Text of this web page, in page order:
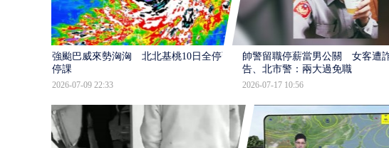
強颱巴威來勢洶洶 北北基桃10日全停班
停課
2026-07-09 22:33
帥警留職停薪當男公關 女客遭詐
告、北市警：兩大過免職
2026-07-17 10:56